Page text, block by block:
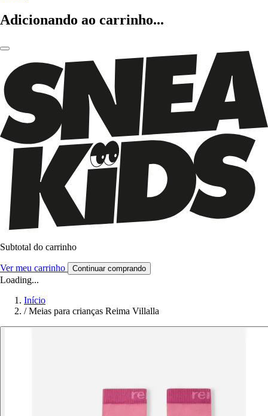
Adicionando ao carrinho...
Subtotal do carrinho
Ver meu carrinho Continuar comprando
Loading...
Início
/ Meias para crianças Reima Villalla